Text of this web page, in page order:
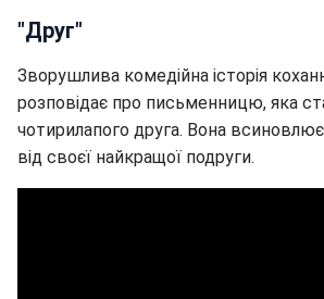
"Друг"
Зворушлива комедійна історія
розповідає про письменницю, яка
чотирилапого друга. Вона
від своєї найкращої подруги.